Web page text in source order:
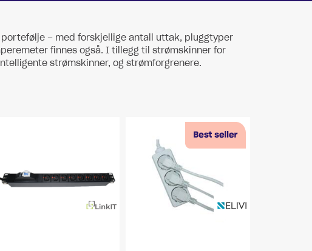
– med forskjellige antall uttak, pluggtyper
finnes også. I tillegg til strømskinner for
strømskinner, og strømforgrenere.